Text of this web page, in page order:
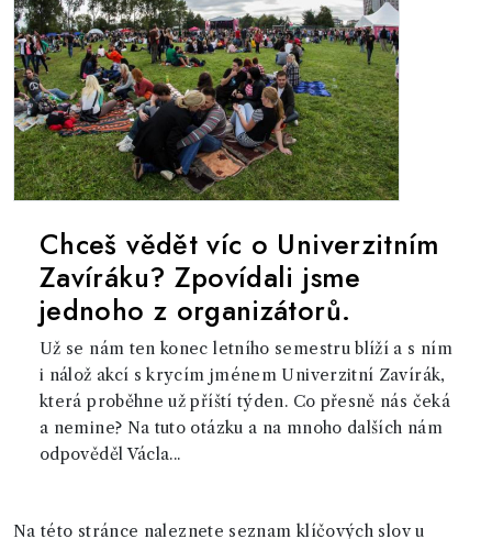
Chceš vědět víc o Univerzitním
Zavíráku? Zpovídali jsme
jednoho z organizátorů.
Už se nám ten konec letního semestru blíží a s ním
i nálož akcí s krycím jménem Univerzitní Zavírák,
která proběhne už příští týden. Co přesně nás čeká
a nemine? Na tuto otázku a na mnoho dalších nám
odpověděl Václa...
Na této stránce naleznete seznam klíčových slov u